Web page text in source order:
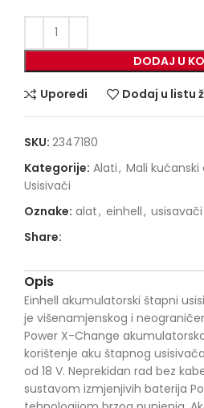
DODAJ U
Uporedi Dodaj u listu
SKU: 2347180
Kategorije: Alati, Mali kućanski
Usisivači
Oznake: alat, einhell, usisavači
Share:
Opis
Einhell akumulatorski štapni
je višenamjenskog i
Power X-Change
korištenje aku štapnog
od 18 V. Neprekidan rad bez
sustavom izmjenjivih baterija